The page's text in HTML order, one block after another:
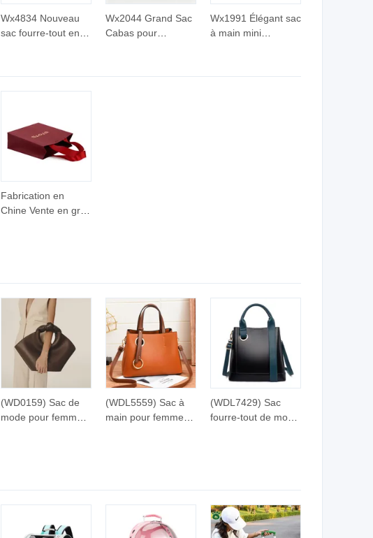
Wx4834 Nouveau
sac fourre-tout en
grand capacité sac
en cuir souple pour
et les sorties
décontractées
Wx2044 Grand Sac
Cabas pour
Épaule et Sous-bras
Wx1991 Élégant sac
à main mini
bandoulière
Fabrication en
Chine Vente en gros
poignées en ruban
(WD0159) Sac de
mode pour femmes,
(WDL5559) Sac à
main pour femmes
(WDL7429) Sac
fourre-tout de mode